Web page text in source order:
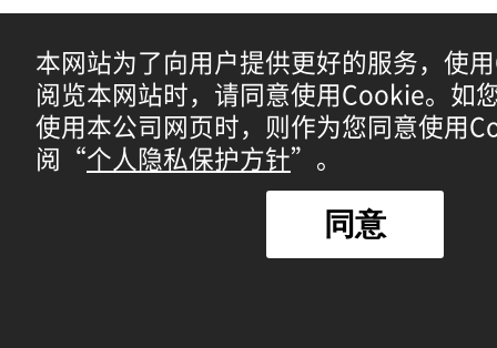
本网站为了向用户提供更好的服务，使
阅览本网站时，请同意使用Cookie。
使用本公司网页时，则作为您同意使用
阅“个人隐私保护方针”。
同意